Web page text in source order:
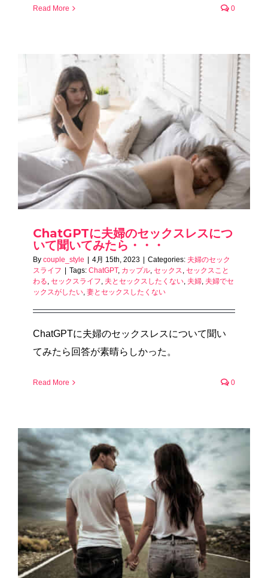
Read More 0
ChatGPTに夫婦のセックスレスにつ
いて聞いてみたら・・・
By couple_style 4月 15th, 2023 Categories: 夫婦のセック
スライフ
Tags: ChatGPT, カップル, セックス, セックスこと
わる, セックスライフ, 夫とセックスしたくない, 夫婦, 夫婦でセ
ックスがしたい, 妻とセックスしたくない
ChatGPTに夫婦のセックスレスについて聞い
てみたら回答が素晴らしかった。
Read More 0